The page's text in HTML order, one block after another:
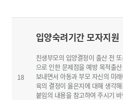
18
입양숙려기간 모자지원
친생부모의 입양결정이 출산 전
으로 인한 문제점을 예방 목적출
보내면서 아동과 부모 자신의 미
육의 결정이 옳은지에 대해 생각
붙임의 내용을 참고하여 주시기